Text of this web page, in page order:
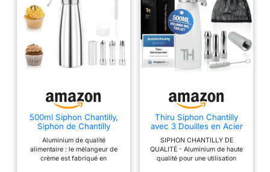
500ml Siphon Chantilly,
Siphon de Chantilly
Decorating Gâteaux et
Desserts, Syphon à
crème en Aluminium
avec 3 Douilles en Acier
Aluminium de qualité
alimentaire : le mélangeur de
crème est fabriqué en
Thiru Siphon Chantilly
avec 3 Douilles en Acier
- Mousses et Crèmes -
Siphon Cuisine 500ml
(Blanc)
SIPHON CHANTILLY DE
QUALITÉ - Aluminium de haute
qualité pour une utilisation